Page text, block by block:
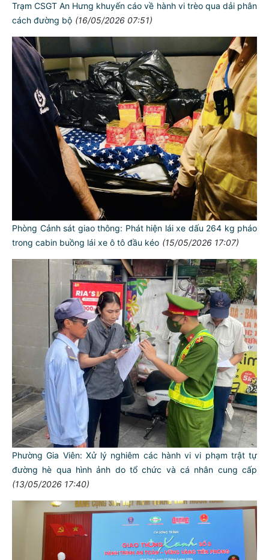
Trạm CSGT An Hưng khuyến cáo về hành vi trèo qua dải phân
cách đường bộ (16/05/2026 07:51)
Phòng Cảnh sát giao thông: Phát hiện lái xe dấu 264 kg pháo
trong cabin buồng lái xe ô tô đầu kéo (15/05/2026 17:07)
Phường Gia Viên: Xử lý nghiêm các hành vi vi phạm trật tự
đường hè qua hình ảnh do tổ chức và cá nhân cung cấp
(13/05/2026 17:40)